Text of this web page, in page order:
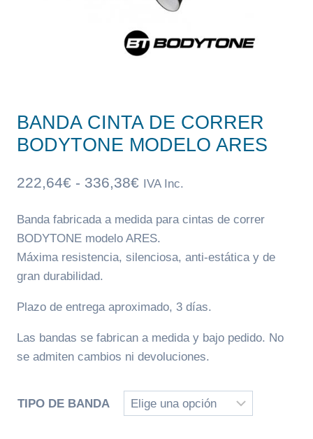
BANDA CINTA DE CORRER
BODYTONE MODELO ARES
222,64€ - 336,38€ Rango
precios:
desde
hasta
IVA Inc.
Banda fabricada a medida para cintas de correr
BODYTONE modelo ARES.
Máxima resistencia, silenciosa, anti-estática y de
gran durabilidad.
Plazo de entrega aproximado, 3 días.
Las bandas se fabrican a medida y bajo pedido. No
se admiten cambios ni devoluciones.
TIPO DE BANDA